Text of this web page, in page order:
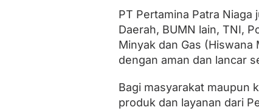
PT Pertamina Patra
Daerah, BUMN lain, TNI,
Minyak dan Gas
dengan aman dan lancar
Bagi masyarakat maupun
produk dan layanan dari